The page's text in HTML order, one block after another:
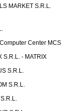
MARKET S.R.L.
Center MCS
S.R.L. - MATRIX
S.R.L.
S.R.L.